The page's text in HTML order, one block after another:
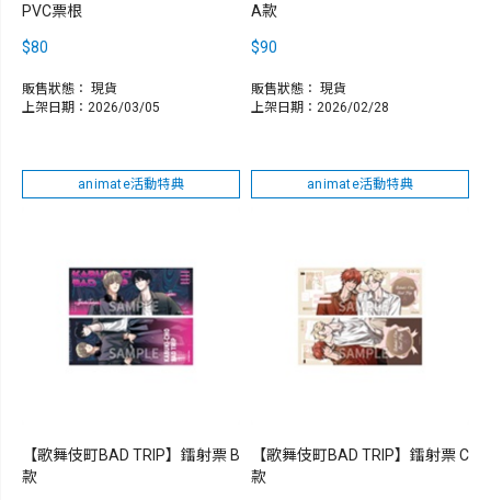
PVC票根
$80
販售狀態： 現貨
上架日期：2026/03/05
A款
$90
販售狀態： 現貨
上架日期：2026/02/28
animate活動特典
【歌舞伎町BAD TRIP】鐳射票 B
款
animate活動特典
【歌舞伎町BAD TRIP】鐳射票 C
款